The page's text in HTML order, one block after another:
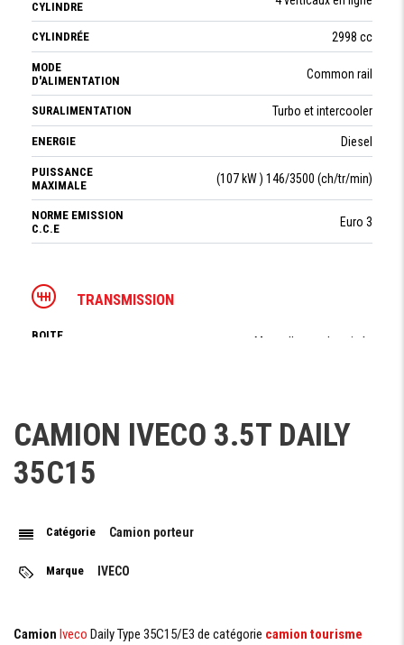
CYLINDRE
CYLINDRÉE 2998 cc
MODE
D'ALIMENTATION
Common rail
SURALIMENTATION Turbo et intercooler
ENERGIE Diesel
PUISSANCE
MAXIMALE
(107 kW ) 146/3500 (ch/tr/min)
NORME EMISSION
C.C.E
Euro 3
TRANSMISSION
BOITE
Manuelle synchronisée
VITESSE
MAXIMALE
120 km/h
TYPE
D'EMBRAYAGE
CAMION IVECO 3.5T DAILY
35C15
Catégorie Camion porteur
Marque IVECO
Camion Iveco Daily Type 35C15/E3 de catégorie camion tourisme